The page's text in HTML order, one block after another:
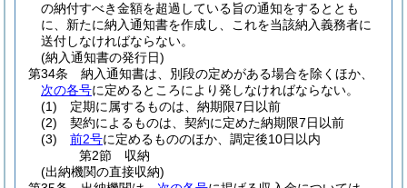
の納付すべき金額を超過している旨の通知をするととも
に、新たに納入通知書を作成し、これを当該納入義務者に
送付しなければならない。
(納入通知書の発行日)
第34条
納入通知書は、別段の定めがある場合を除くほか、
次の各号に定めるところにより発しなければならない。
(1)
定期に属するものは、納期限7日以前
(2)
契約によるものは、契約に定めた納期限7日以前
(3)
前2号に定めるもののほか、調定後10日以内
第2節
収納
(出納機関の直接収納)